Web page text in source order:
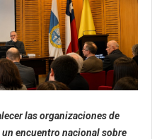
las organizaciones de
encuentro nacional sobre